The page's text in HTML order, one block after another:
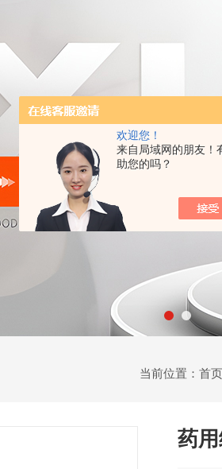
欢迎您！
来自局域网的朋友！
助您的吗？
当前位置： 首页
药